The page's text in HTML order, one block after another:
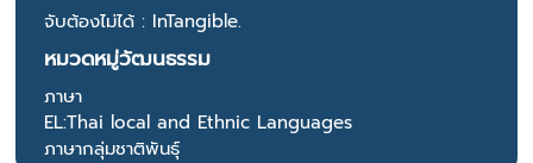
จับต้องไม่ได้ : InTangible.
หมวดหมู่วัฒนธรรม
ภาษา
EL:Thai local and Ethnic Languages
ภาษากลุ่มชาติพันธุ์